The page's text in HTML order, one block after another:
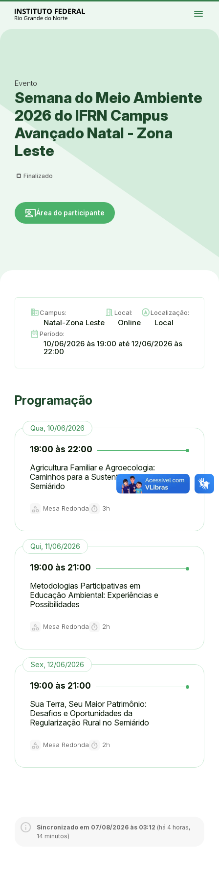
Ir para a página inicial
Ir para a busca
Ir para o conteúdo
Acessibilidade
menu
Menu
Evento
Semana do Meio Ambiente
2026 do IFRN Campus
Avançado Natal - Zona
Leste
Finalizado
co_presentÁrea do participante
domainCampus:
Natal-Zona Leste
meeting_roomLocal:
Online
assistant_navigationLocalização:
Local
date_rangePeríodo:
10/06/2026 às 19:00 até 12/06/2026 às
22:00
Programação
Qua, 10/06/2026
19:00 às 22:00
Agricultura Familiar e Agroecologia:
Caminhos para a Sustentabilidade no
Semiárido
category
Tipo:
Mesa Redonda timer
Duração:
3h
Qui, 11/06/2026
19:00 às 21:00
Metodologias Participativas em
Educação Ambiental: Experiências e
Possibilidades
category
Tipo:
Mesa Redonda timer
Duração:
2h
Sex, 12/06/2026
19:00 às 21:00
Sua Terra, Seu Maior Patrimônio:
Desafios e Oportunidades da
Regularização Rural no Semiárido
category
Tipo:
Mesa Redonda timer
Duração:
2h
Sincronizado em 07/08/2026 às 03:12 (há 4 horas,
14 minutos)